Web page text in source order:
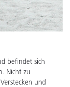
befindet sich
Nicht zu
und